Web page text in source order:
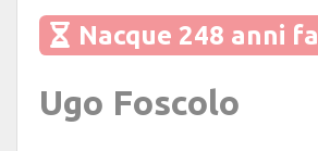
Nacque 248 anni fa
Ugo Foscolo